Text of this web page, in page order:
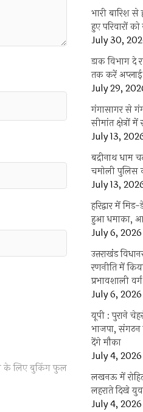
के लिए बुकिंग फुल
भारी बारिश
हुए परिवारों
July 30,
डाक विभाग दे
तक करें
July 29,
गंगासागर से
सीमांत क्षेत्रों में
July 13,
बद्रीनाथ धाम
चमोली पुलिस
July 13,
हरिद्वार में
हुआ धमाका,
July 6, 2026
उत्तराखंंड
रणनीति में
प्रभावशाली वर्ग
July 6, 2026
यूपी : पुराने
भाजपा,
देंगे मौका
July 4, 2026
लखनऊ में
लहराते दिखे
July 4, 2026